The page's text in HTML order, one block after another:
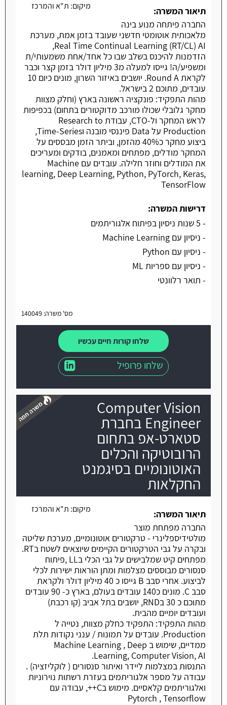
מיקום: ת"א והמרכז
תיאור המשרה:
החברה פיתחה מנוע בינה
מלאכותית אוטומטי חדשני שעובד בזמן אמת, מערכת
Real Time Continual Learning (RT/CL) AI,
הזדמנות להיכנס בשלב שבו כל אחד/אחת משמעותי/ת
ומשפיע/ה! גייסו למעלה מ3 מיליון דולר בזמן קצר וכבר
לקראת Round A. יושבים באיזור השרון, מונים כיום 10
עובדים, מתוכם 2 בישראל.
מהות התפקיד: פונקציה ראשונה בארץ (וחלק מצוות
מחקר גלובלי שכולו מורכב מדוקטורים בתחום) בכפיפות
לראש המחקר ול-CTO, עבודת Research to
Production על Data פיננסי מובנה וTime-Series,
ביצוע מחקר כ40% מהזמן, וביתר הזמן מבססים על
המחקר מודלים, מפתחים ומאמנים, בודקים ומעריכים
את המודלים וחוזר חלילה. עובדים עם Machine
learning, Deep Learning, Python, PyTorch, Keras,
TensorFlow
דרישות המשרה:
- 5 שנות ניסיון בפיתוח אלגוריתמים
- ניסיון עם Machine Learning
- ניסיון עם Python
- ניסיון עם ספריות ML
- תואר רלוונטי
מס' משרה: 140049
שלחו קורות חיים עכשיו
שלחו פרופיל
Computer Vision
Engineer בחברת
סטארט-אפ בתחום
הרובוטיקה והכלים
האוטונומיים בסיגמנט
החקלאות
מיקום: ת"א והמרכז
תיאור המשרה:
החברה מפתחת מוצר
מולטידיספלינרי - טרקטורים אוטונומיים, מערכת שליטה
ובקרה על גבי הטרקטורים הקיימים שיוצאים לשטח בRT.
מפתחים קיט שמלבישים על גבי הכלי בLL ,פיתוח
סנסורים מבוססים מצלמות ומתן הוראות ישירות לכלי
לביצוע. אחרי סבב B גייסו כ 40 מיליון דולר ולקראת
סבב C. מונים כ140 עובדים בעולם, בארץ כ- 90 עובדים
מתוכם כ 30 בRND, יושבים בתל אביב (קו רכבת)
ועובדים יומיים מהבית.
מהות התפקיד: התפקיד כחלק מצוות, נטייה ל
Production. עובדים על תמונות / ענני נקודות תלת
ממדיים, שימוש ב Machine Learning , Deep
Learning, Computer Vision, AI.
התנסות במצלמות ליידר ואיתור סנסורים ( לוקליזציה) .
עבודה על מספר אלגוריתמים בעזרת רשתות נוירוניות
ואלגוריתמים קלאסיים. מימוש בC++, עבודה עם
Pytorch , Tensorflow